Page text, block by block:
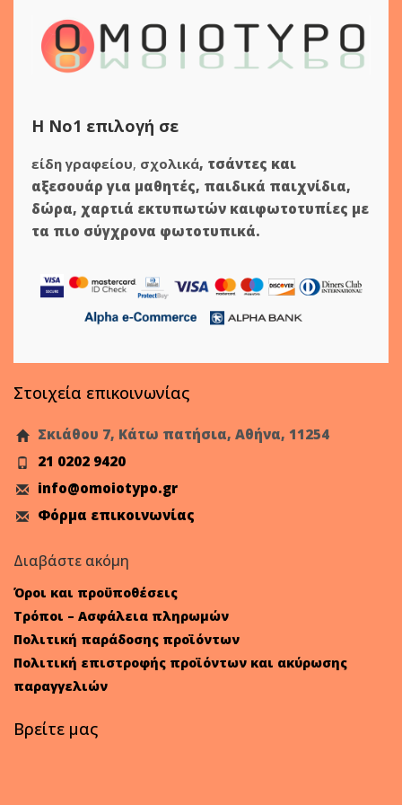
Η Νο1 επιλογή σε
είδη γραφείου, σχολικά, τσάντες και
αξεσουάρ για μαθητές, παιδικά παιχνίδια,
δώρα, χαρτιά εκτυπωτών καιφωτοτυπίες με
τα πιο σύγχρονα φωτοτυπικά.
Στοιχεία επικοινωνίας
Σκιάθου 7, Κάτω πατήσια, Αθήνα, 11254
21 0202 9420
info@omoiotypo.gr
Φόρμα επικοινωνίας
Διαβάστε ακόμη
Όροι και προϋποθέσεις
Τρόποι – Ασφάλεια πληρωμών
Πολιτική παράδοσης προϊόντων
Πολιτική επιστροφής προϊόντων και ακύρωσης
παραγγελιών
Βρείτε μας